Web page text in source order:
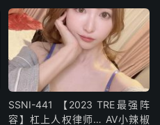
SSNI-441 【2023 TRE最强阵
容】杠上人权律师… AV小辣椒